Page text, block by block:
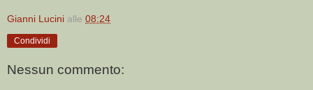
Gianni Lucini alle 08:24
Condividi
Nessun commento: